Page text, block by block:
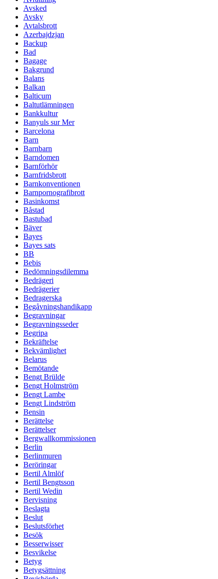
Avsked
Avsky
Avtalsbrott
Azerbajdzjan
Backup
Bad
Bagage
Bakgrund
Balans
Balkan
Balticum
Baltutlämningen
Bankkultur
Banyuls sur Mer
Barcelona
Barn
Barnbarn
Barndomen
Barnförhör
Barnfridsbrott
Barnkonventionen
Barnpornografibrott
Basinkomst
Båstad
Bastubad
Bäver
Bayes
Bayes sats
BB
Bebis
Bedömningsdilemma
Bedrägeri
Bedrägerier
Bedragerska
Begåvningshandikapp
Begravningar
Begravningsseder
Begripa
Bekräftelse
Bekvämlighet
Belarus
Bemötande
Bengt Brülde
Bengt Holmström
Bengt Lambe
Bengt Lindström
Bensin
Berättelse
Berättelser
Bergwallkommissionen
Berlin
Berlinmuren
Beröringar
Bertil Almlöf
Bertil Bengtsson
Bertil Wedin
Bervisning
Beslagta
Beslut
Beslutsförhet
Besök
Besserwisser
Besvikelse
Betyg
Betygsättning